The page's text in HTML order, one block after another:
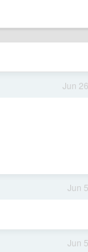
Jun 26
Jun 5
Jun 5